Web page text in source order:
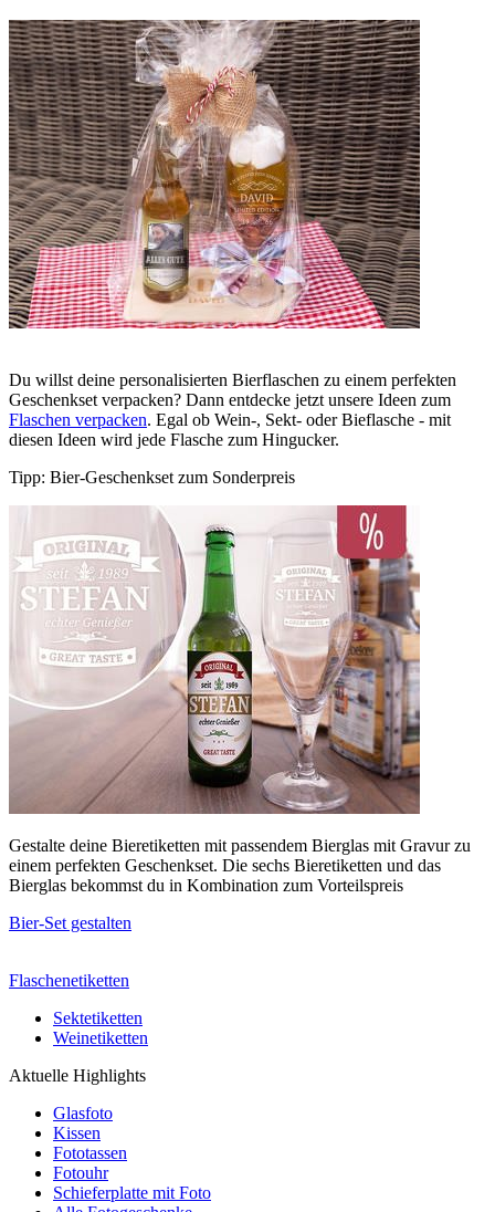
Du willst deine personalisierten Bierflaschen zu einem perfekten
Geschenkset verpacken? Dann entdecke jetzt unsere Ideen zum
Flaschen verpacken. Egal ob Wein-, Sekt- oder Bieflasche - mit
diesen Ideen wird jede Flasche zum Hingucker.
Tipp: Bier-Geschenkset zum Sonderpreis
Gestalte deine Bieretiketten mit passendem Bierglas mit Gravur zu
einem perfekten Geschenkset. Die sechs Bieretiketten und das
Bierglas bekommst du in Kombination zum Vorteilspreis
Bier-Set gestalten
Flaschenetiketten
Sektetiketten
Weinetiketten
Aktuelle Highlights
Glasfoto
Kissen
Fototassen
Fotouhr
Schieferplatte mit Foto